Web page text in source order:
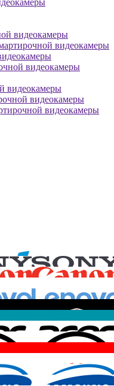
видеокамеры
видеокамеры
видеокамеры
видеокамеры
видеокамеры
видеокамеры